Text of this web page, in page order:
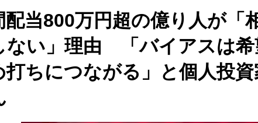
配当800万円超の億り人が「
ない」理由 「バイアスは希
打ちにつながる」と個人投